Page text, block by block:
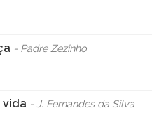
- Padre Zezinho
vida - J. Fernandes da Silva